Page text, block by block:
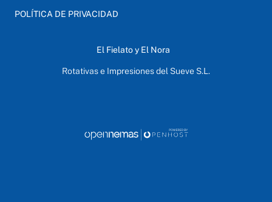
POLÍTICA DE PRIVACIDAD
El Fielato y El Nora
Rotativas e Impresiones del Sueve S.L.